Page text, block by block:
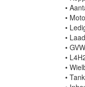
•
•
•
•
•
•
•
•